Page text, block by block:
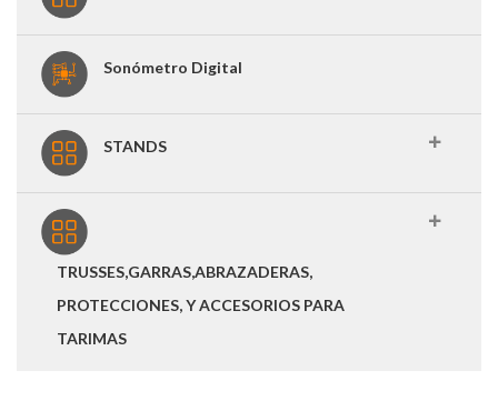
Sonómetro Digital
STANDS
TRUSSES,GARRAS,ABRAZADERAS,
PROTECCIONES, Y ACCESORIOS PARA
TARIMAS